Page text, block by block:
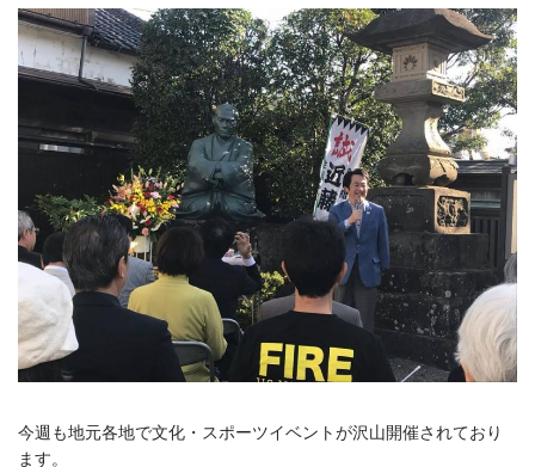
今週も地元各地で文化・スポーツイベントが沢山開催されており
ます。